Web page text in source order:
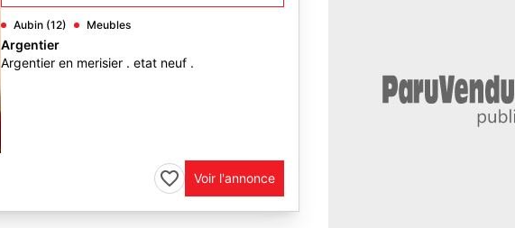
Aubin (12) Meubles
Argentier
Argentier en merisier . etat neuf .
Voir l'annonce